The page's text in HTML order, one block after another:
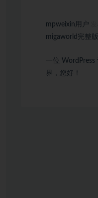
mpweixin用户
migaworld完整
一位 WordPress
界，您好！